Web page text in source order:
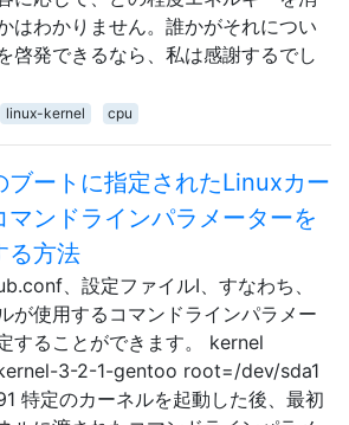
はわかりません。誰かがそれについ
啓発できるなら、私は感謝するでし
linux-kernel cpu
ブートに指定されたLinuxカー
マンドラインパラメーターを
る方法
、設定ファイルI、すなわち、
が使用するコマンドラインパラメー
することができます。 kernel
3-2-1-gentoo root=/dev/sda1
特定のカーネルを起動した後、最初